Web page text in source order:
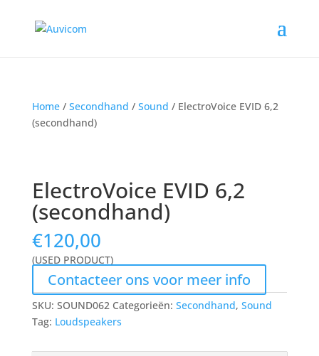
Home/ Secondhand / Sound / ElectroVoice EVID 6,2
(secondhand)
ElectroVoice EVID 6,2
(secondhand)
€120,00
(USED PRODUCT)
Contacteer ons voor meer info
SKU: SOUND062 Categorieën: Secondhand, Sound
Tag: Loudspeakers